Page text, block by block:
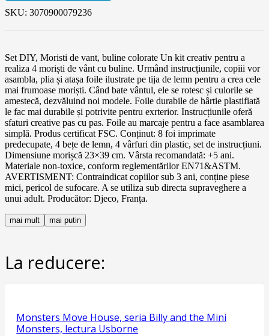
SKU: 3070900079236
Set DIY, Moristi de vant, buline colorate Un kit creativ pentru a
realiza 4 moriști de vânt cu buline. Urmând instrucțiunile, copiii vor
asambla, plia și atașa foile ilustrate pe tija de lemn pentru a crea cele
mai frumoase moriști. Când bate vântul, ele se rotesc și culorile se
amestecă, dezvăluind noi modele. Foile durabile de hârtie plastifiată
le fac mai durabile și potrivite pentru exrterior. Instrucțiunile oferă
sfaturi creative pas cu pas. Foile au marcaje pentru a face asamblarea
simplă. Produs certificat FSC. Conținut: 8 foi imprimate
predecupate, 4 bețe de lemn, 4 vârfuri din plastic, set de instrucțiuni.
Dimensiune morișcă 23×39 cm. Vârsta recomandată: +5 ani.
Materiale non-toxice, conform reglementărilor EN71&ASTM.
AVERTISMENT: Contraindicat copiilor sub 3 ani, conține piese
mici, pericol de sufocare. A se utiliza sub directa supraveghere a
unui adult. Producător: Djeco, Franța.
mai mult mai putin
La reducere:
Monsters Move House, seria Billy and the Mini
Monsters, lectura Usborne